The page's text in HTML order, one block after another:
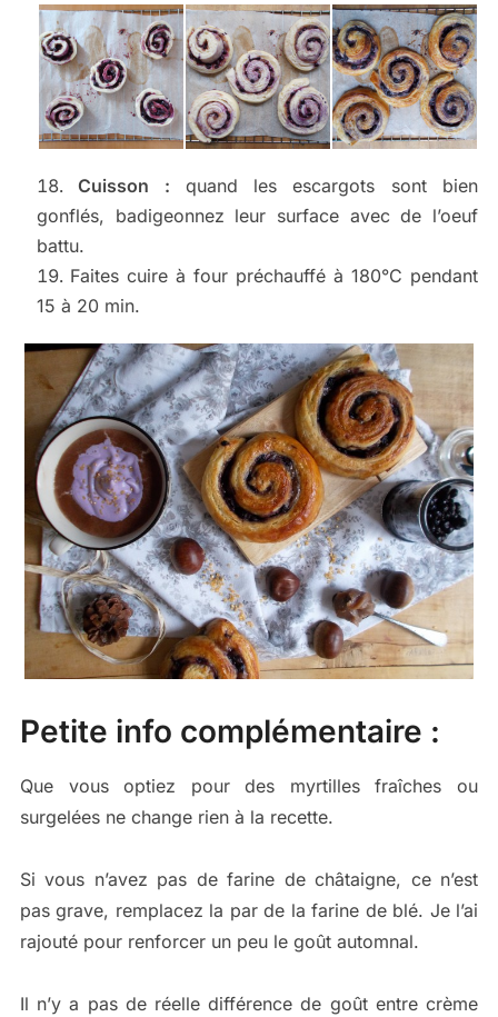
Cuisson : quand les escargots sont bien
gonflés, badigeonnez leur surface avec de l’oeuf
battu.
Faites cuire à four préchauffé à 180°C pendant
15 à 20 min.
Petite info complémentaire :
Que vous optiez pour des myrtilles fraîches ou
surgelées ne change rien à la recette.
Si vous n’avez pas de farine de châtaigne, ce n’est
pas grave, remplacez la par de la farine de blé. Je l’ai
rajouté pour renforcer un peu le goût automnal.
Il n’y a pas de réelle différence de goût entre crème